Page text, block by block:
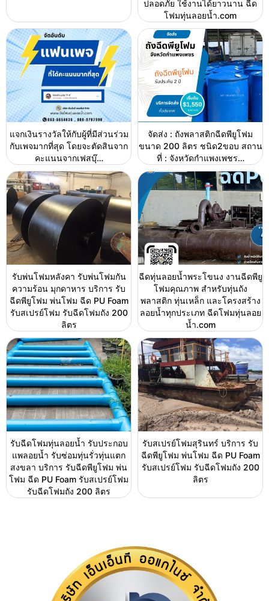
ปลอดภัย ใช้งานได้ยาวนาน ฉีด
โฟมทุ่นลอยน้ำ.com
แจกเงินรางวัลให้กับผู้ที่มีส่วนร่วม
กับเพจมากที่สุด โดยจะตัดสินจาก
คะแนนจากเฟสบุ๊…
จัดส่ง : ถังพลาสติกฉีดพียูโฟม
ขนาด 200 ลิตร ชนิด2ขอบ สถาน
ที่ : จังหวัดกำแพงเพชร…
รับพ่นโฟมหลังคา รับพ่นโฟมกัน
ความร้อน มุกดาหาร บริการ รับ
ฉีดพียูโฟม พ่นโฟม ฉีด PU Foam
รับสเปรย์โฟม รับฉีดโฟมถัง 200
ลิตร
ฉีดทุ่นลอยน้ำพระโขนง งานฉีดพียู
โฟมคุณภาพ สำหรับทุ่นถัง
พลาสติก ทุ่นเหล็ก และโครงสร้าง
ลอยน้ำทุกประเภท ฉีดโฟมทุ่นลอย
น้ำ.com
รับฉีดโฟมทุ่นลอยน้ำ รับประกอบ
แพลอยน้ำ รับซ่อมทุ่นรั่วทุ่นแตก
สงขลา บริการ รับฉีดพียูโฟม พ่น
โฟม ฉีด PU Foam รับสเปรย์โฟม
รับฉีดโฟมถัง 200 ลิตร
รับสเปรย์โฟมสุรินทร์ บริการ รับ
ฉีดพียูโฟม พ่นโฟม ฉีด PU Foam
รับสเปรย์โฟม รับฉีดโฟมถัง 200
ลิตร